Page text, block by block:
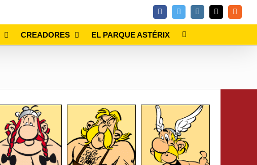
FacebookTwitterInstagramEmailRss
CREADORES EL PARQUE ASTÉRIX